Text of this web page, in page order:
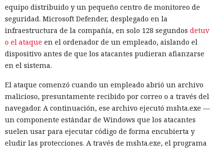
equipo distribuido y un pequeño centro de monitoreo de
seguridad. Microsoft Defender, desplegado en la
infraestructura de la compañía, en solo 128 segundos detuv
o el ataque en el ordenador de un empleado, aislando el
dispositivo antes de que los atacantes pudieran afianzarse
en el sistema.
El ataque comenzó cuando un empleado abrió un archivo
malicioso, presuntamente recibido por correo o a través del
navegador. A continuación, ese archivo ejecutó mshta.exe —
un componente estándar de Windows que los atacantes
suelen usar para ejecutar código de forma encubierta y
eludir las protecciones. A través de mshta.exe, el programa